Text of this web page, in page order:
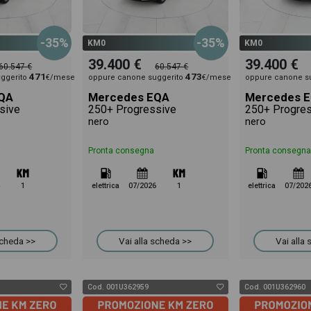
-35%
€
471€/mese
1
>>
KM0 -35%
39.400 € 60.547 €
oppure canone suggerito473€/mese
Mercedes EQA
250+ Progressive
nero
Pronta consegna
elettrica 07/2026 1
Vai alla scheda >>
KM0
39.400 €
oppure canone
Mercedes
nero
Pronta consegna
elettrica 07/
Vai alla
Cod. 001U362959 Cod. 001U362960